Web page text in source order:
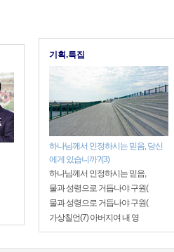
기획.특집
하나님께서 인정하시는 믿음, 당신
에게 있습니까?(3)
하나님께서 인정하시는 믿음,
물과 성령으로 거듭나야 구원(
물과 성령으로 거듭나야 구원(
가상칠언(7) 아버지여 내 영